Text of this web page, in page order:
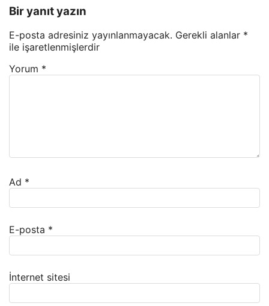
Bir yanıt yazın
E-posta adresiniz yayınlanmayacak. Gerekli alanlar *
ile işaretlenmişlerdir
Yorum *
Ad *
E-posta *
İnternet sitesi